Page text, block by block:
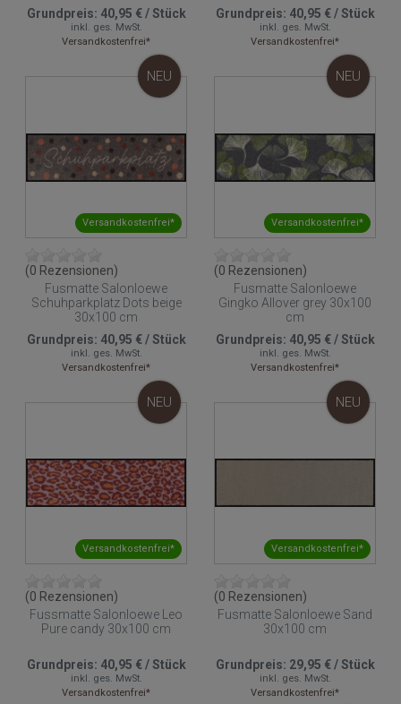
Grundpreis: 40,95 €/Stück
inkl. ges. MwSt.
Versandkostenfrei*
Grundpreis: 40,95 €/Stück
inkl. ges. MwSt.
Versandkostenfrei*
Versandkostenfrei*
NEU
(0 Rezensionen)
Fusmatte Salonloewe
Schuhparkplatz Dots beige
30x100 cm
Grundpreis: 40,95 €/Stück
inkl. ges. MwSt.
Versandkostenfrei*
Versandkostenfrei*
NEU
(0 Rezensionen)
Fusmatte Salonloewe
Gingko Allover grey 30x100
cm
Grundpreis: 40,95 €/Stück
inkl. ges. MwSt.
Versandkostenfrei*
Versandkostenfrei*
NEU
(0 Rezensionen)
Fussmatte Salonloewe Leo
Pure candy 30x100 cm
Grundpreis: 40,95 €/Stück
inkl. ges. MwSt.
Versandkostenfrei*
Versandkostenfrei*
NEU
(0 Rezensionen)
Fusmatte Salonloewe Sand
30x100 cm
Grundpreis: 29,95 €/Stück
inkl. ges. MwSt.
Versandkostenfrei*